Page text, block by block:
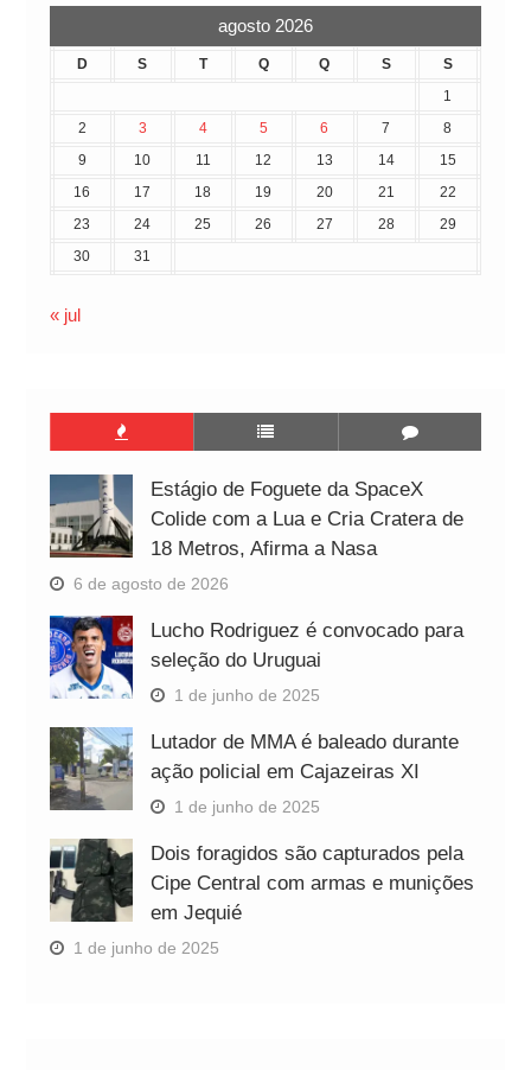
agosto 2026
D S T Q Q S
S
1
2
3 4 5 6 7
8
9
10 11 12 13 14
15
16
17 18 19 20 21
22
23
24 25 26 27 28
29
30
31
« jul
Estágio de Foguete da SpaceX
Colide com a Lua e Cria Cratera de
18 Metros, Afirma a Nasa
6 de agosto de 2026
Lucho Rodriguez é convocado para
seleção do Uruguai
1 de junho de 2025
Lutador de MMA é baleado durante
ação policial em Cajazeiras XI
1 de junho de 2025
Dois foragidos são capturados pela
Cipe Central com armas e munições
em Jequié
1 de junho de 2025